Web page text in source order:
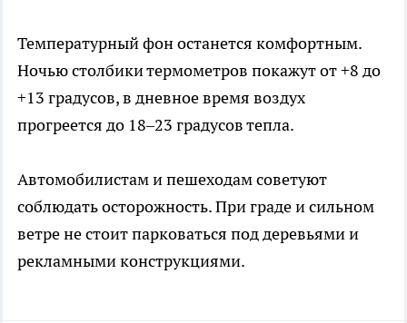
Температурный фон останется комфортным.
Ночью столбики термометров покажут от +8 до
+13 градусов, в дневное время воздух
прогреется до 18–23 градусов тепла.
Автомобилистам и пешеходам советуют
соблюдать осторожность. При граде и сильном
ветре не стоит парковаться под деревьями и
рекламными конструкциями.